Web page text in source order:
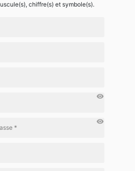
chiffre(s) et symbole(s).
visibility
visibility